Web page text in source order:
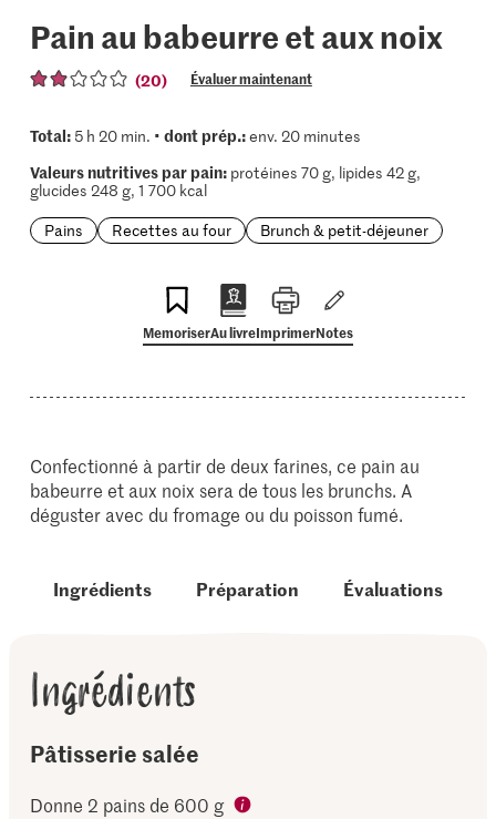
Pain au babeurre et aux noix
(20) Évaluer maintenant
Total:5 h 20 min. • dont prép.:env. 20 minutes
Valeurs nutritives par pain:protéines 70 g, lipides 42 g,
glucides 248 g, 1 700 kcal
Pains
Recettes au four Brunch & petit-déjeuner
MemoriserAu livreImprimerNotes
Confectionné à partir de deux farines, ce pain au
babeurre et aux noix sera de tous les brunchs. A
déguster avec du fromage ou du poisson fumé.
Ingrédients Préparation Évaluations
Ingrédients
Pâtisserie salée
Donne 2 pains de 600 g